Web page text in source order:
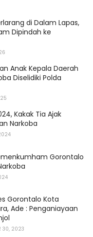
di Dalam Lapas,
Dipindah ke
Anak Kepala Daerah
Diselidiki Polda
Kakak Tia Ajak
Narkoba
Gorontalo
Gorontalo Kota
Ade : Penganiayaan
30, 2023